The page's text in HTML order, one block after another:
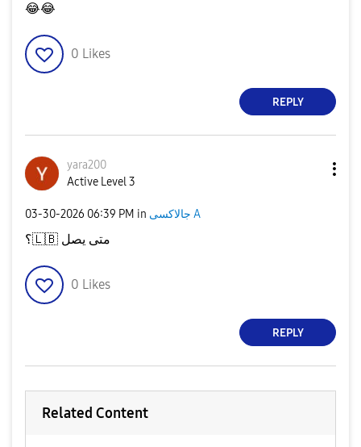
😂😂
0 Likes
REPLY
yara200
Active Level 3
‎03-30-2026 06:39 PM in جالاكسى A
متى يصل 🇱🇧؟
0 Likes
REPLY
Related Content